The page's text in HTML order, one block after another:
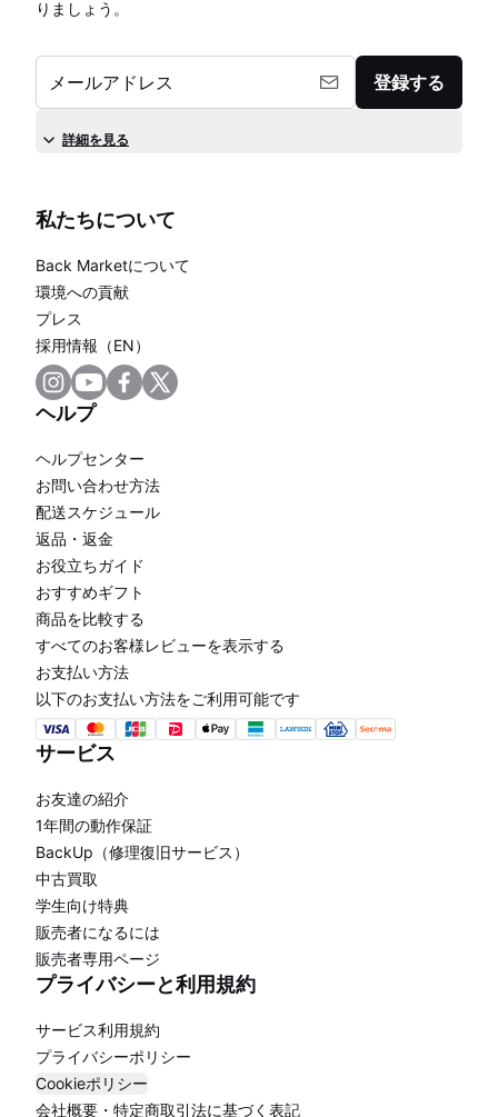
りましょう。
メールアドレス 登録する
詳細を見る
私たちについて
Back Marketについて
環境への貢献
プレス
採用情報（EN）
ヘルプ
ヘルプセンター
お問い合わせ方法
配送スケジュール
返品・返金
お役立ちガイド
おすすめギフト
商品を比較する
すべてのお客様レビューを表示する
お支払い方法
以下のお支払い方法をご利用可能です
サービス
お友達の紹介
1年間の動作保証
BackUp（修理復旧サービス）
中古買取
学生向け特典
販売者になるには
販売者専用ページ
プライバシーと利用規約
サービス利用規約
プライバシーポリシー
Cookieポリシー
会社概要・特定商取引法に基づく表記